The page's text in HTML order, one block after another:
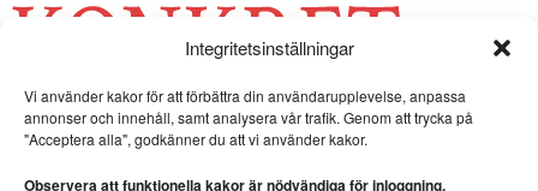
Integritetsinställningar
Vi använder kakor för att förbättra din användarupplevelse, anpassa
annonser och innehåll, samt analysera vår trafik. Genom att trycka på
"Acceptera alla", godkänner du att vi använder kakor.
Observera att funktionella kakor är nödvändiga för inloggning.